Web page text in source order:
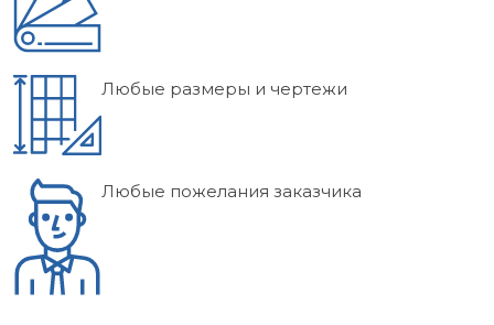
Любые размеры и чертежи
Любые пожелания заказчика